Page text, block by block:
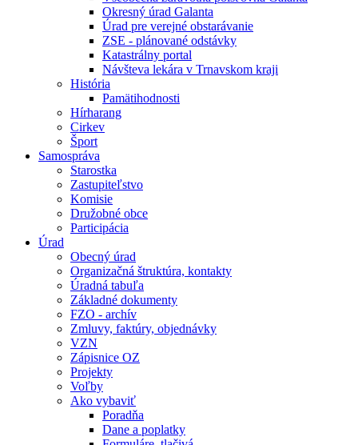
Okresný úrad Galanta
Úrad pre verejné obstarávanie
ZSE - plánované odstávky
Katastrálny portal
Návšteva lekára v Trnavskom kraji
História
Pamätihodnosti
Hírharang
Cirkev
Šport
Samospráva
Starostka
Zastupiteľstvo
Komisie
Družobné obce
Participácia
Úrad
Obecný úrad
Organizačná štruktúra, kontakty
Úradná tabuľa
Základné dokumenty
FZO - archív
Zmluvy, faktúry, objednávky
VZN
Zápisnice OZ
Projekty
Voľby
Ako vybaviť
Poradňa
Dane a poplatky